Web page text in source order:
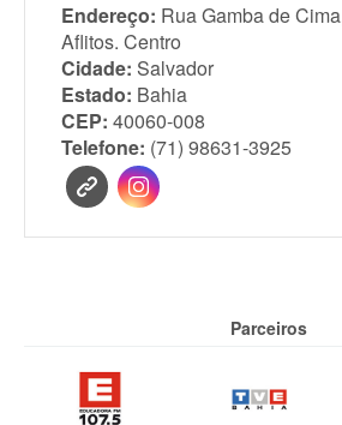
Endereço: Rua Gamba de
Aflitos. Centro
Cidade: Salvador
Estado: Bahia
CEP: 40060-008
Telefone: (71) 98631-3925
Parceiros